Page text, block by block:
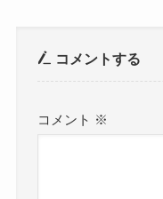
コメントする
コメント ※